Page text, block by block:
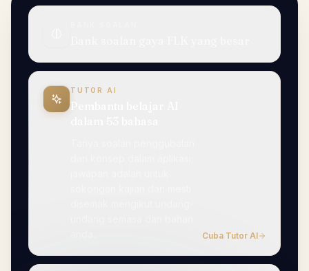
TUTOR AI
Pembantu belajar AI
Cuba Tutor AI